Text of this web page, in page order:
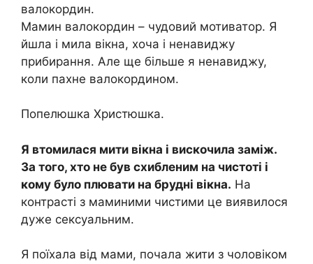
валокордин.
Мамин валокордин – чудовий мотиватор. Я
йшла і мила вікна, хоча і ненавиджу
прибирання. Але ще більше я ненавиджу,
коли пахне валокордином.
Попелюшка Христюшка.
Я втомилася мити вікна і вискочила заміж.
За того, хто не був схибленим на чистоті і
кому було плювати на брудні вікна. На
контрасті з маминими чистими це виявилося
дуже сексуальним.
Я поїхала від мами, почала жити з чоловіком